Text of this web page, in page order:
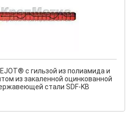
с гильзой из полиамида и
из закаленной оцинкованной
стали SDF-KB